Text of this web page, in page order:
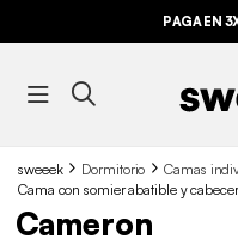
PAGA EN
sweeek Dormitorio
Camas
Cama con somier abatible y
Cameron